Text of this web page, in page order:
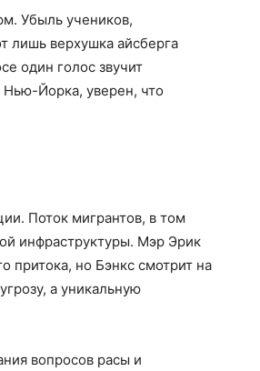
Убыль учеников,
лишь верхушка айсберга
один голос звучит
Йорка, уверен, что
Поток мигрантов, в том
инфраструктуры. Мэр Эрик
притока, но Бэнкс смотрит на
а уникальную
вопросов расы и